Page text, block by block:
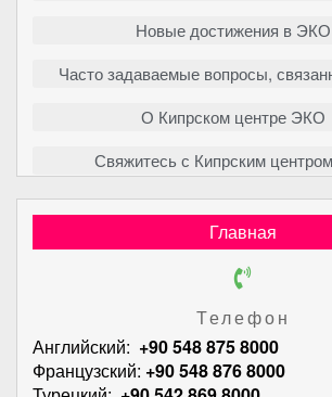
Новые достижения в ЭКО
Часто задаваемые вопросы,
О Кипрском центре ЭКО
Свяжитесь с Кипрским
Главная
Телефон
Английский: +90 548 875 8000
Французский: +90 548 876 8000